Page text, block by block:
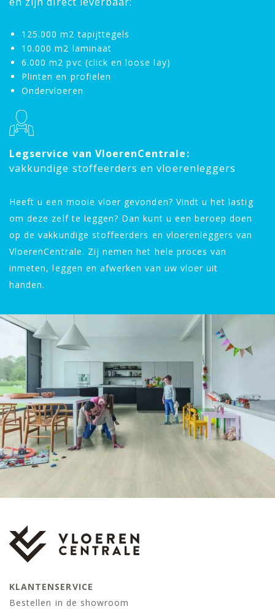
125.000 m2 tapijttegels
10.000 m2 laminaat
6.000 m2 pvc (click en loose lay)
Plinten en profielen
Ondervloeren
Legservice van VloerenCentrale:
vakkundige stoffeerders en vloerenleggers
Heeft u een mooie vloer gevonden? Vindt u het lastig
om deze zelf te leggen? Dan kunt u een beroep doen
op de vakkundige stoffeerders en vloerenleggers van
VloerenCentrale. Zij nemen het hele proces van
inmeten, leggen en afwerken van uw vloer uit
handen.
KLANTENSERVICE
Bestellen in de showroom